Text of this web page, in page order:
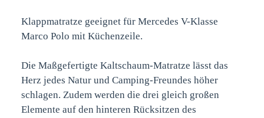
Klappmatratze geeignet für Mercedes V-Klasse
Marco Polo mit Küchenzeile.
Die Maßgefertigte Kaltschaum-Matratze lässt das
Herz jedes Natur und Camping-Freundes höher
schlagen. Zudem werden die drei gleich großen
Elemente auf den hinteren Rücksitzen des